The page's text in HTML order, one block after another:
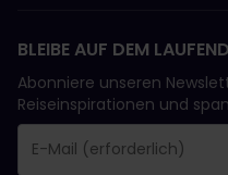
BLEIBE AUF DEM
Abonniere unseren
Reiseinspirationen und